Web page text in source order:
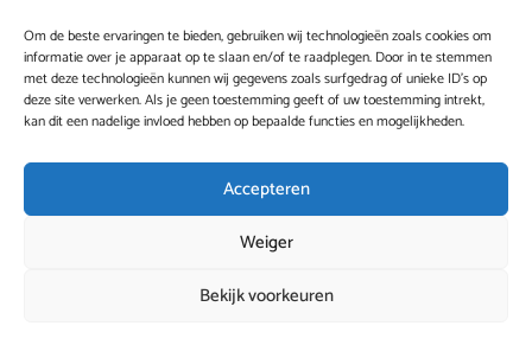
Om de beste ervaringen te bieden, gebruiken wij technologieën zoals cookies om
informatie over je apparaat op te slaan en/of te raadplegen. Door in te stemmen
met deze technologieën kunnen wij gegevens zoals surfgedrag of unieke ID's op
deze site verwerken. Als je geen toestemming geeft of uw toestemming intrekt,
kan dit een nadelige invloed hebben op bepaalde functies en mogelijkheden.
Accepteren
Weiger
Bekijk voorkeuren
Vakantiehuis in Frankrijk huren
Vakantiehuis in Griekenland huren